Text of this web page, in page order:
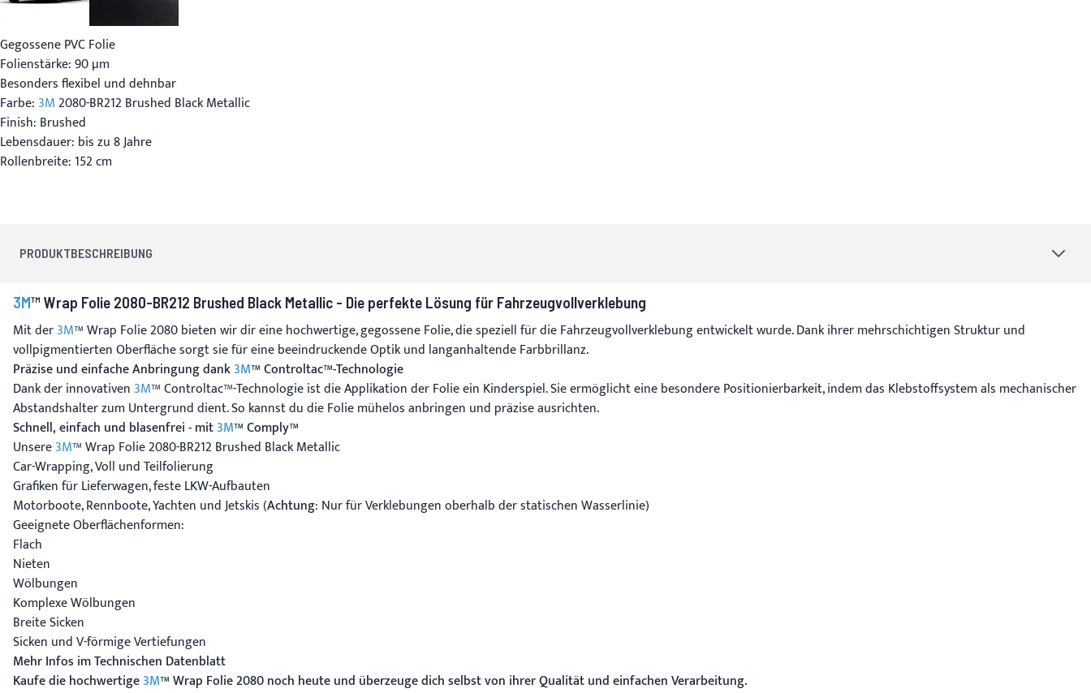
Gegossene PVC Folie
Folienstärke: 90 µm
Besonders flexibel und dehnbar
Farbe:3M2080-BR212 Brushed Black Metallic
Finish: Brushed
Lebensdauer: bis zu 8 Jahre
Rollenbreite: 152 cm
PRODUKTBESCHREIBUNG
3M™ Wrap Folie 2080-BR212 Brushed Black Metallic - Die perfekte Lösung für Fahrzeugvollverklebung
Mit der3M™ Wrap Folie 2080 bieten wir dir eine hochwertige, gegossene Folie, die speziell für die Fahrzeugvollverklebung entwickelt wurde. Dank ihrer mehrschichtigen Struktur und
vollpigmentierten Oberfläche sorgt sie für eine beeindruckende Optik und langanhaltende Farbbrillanz.
Präzise und einfache Anbringung dank3M™ Controltac™-Technologie
Dank der innovativen3M™ Controltac™-Technologie ist die Applikation der Folie ein Kinderspiel. Sie ermöglicht eine besondere Positionierbarkeit, indem das Klebstoffsystem als mechanischer
Abstandshalter zum Untergrund dient. So kannst du die Folie mühelos anbringen und präzise ausrichten.
Schnell, einfach und blasenfrei - mit3M™ Comply™
Unsere3M™ Wrap Folie 2080-BR212 Brushed Black Metallic
Car-Wrapping, Voll und Teilfolierung
Grafiken für Lieferwagen, feste LKW-Aufbauten
Motorboote, Rennboote, Yachten und Jetskis (Achtung: Nur für Verklebungen oberhalb der statischen Wasserlinie)
Geeignete Oberflächenformen:
Flach
Nieten
Wölbungen
Komplexe Wölbungen
Breite Sicken
Sicken und V-förmige Vertiefungen
Mehr Infos im Technischen Datenblatt
Kaufe die hochwertige3M™ Wrap Folie 2080 noch heute und überzeuge dich selbst von ihrer Qualität und einfachen Verarbeitung.